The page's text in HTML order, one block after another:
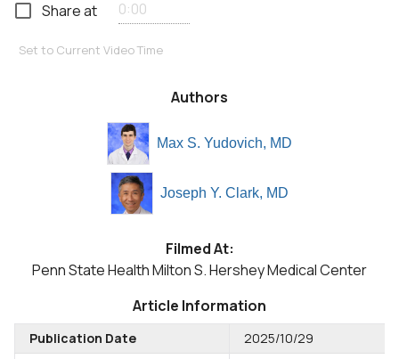
Share at
Set to Current Video Time
Authors
Max S. Yudovich, MD
Joseph Y. Clark, MD
Filmed At:
Penn State Health Milton S. Hershey Medical Center
Article Information
Publication Date
2025/10/29